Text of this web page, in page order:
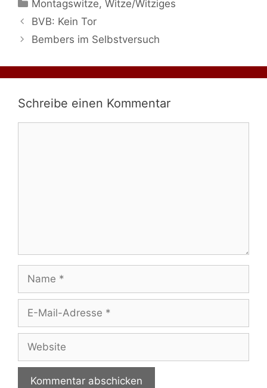
Montagswitze,Witze/Witziges
BVB: Kein Tor
Bembers im Selbstversuch
Schreibe einen Kommentar
Name
Adresse
Website